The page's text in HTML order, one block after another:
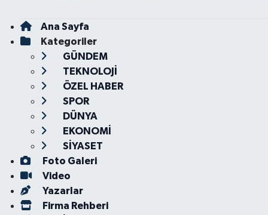
Ana Sayfa
Kategoriler
GÜNDEM
TEKNOLOJİ
ÖZEL HABER
SPOR
DÜNYA
EKONOMİ
SİYASET
Foto Galeri
Video
Yazarlar
Firma Rehberi